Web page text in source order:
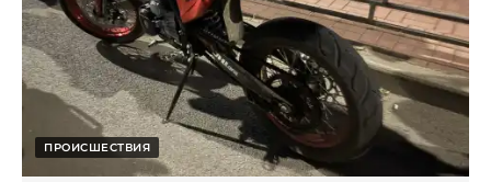
ПРОИСШЕСТВИЯ